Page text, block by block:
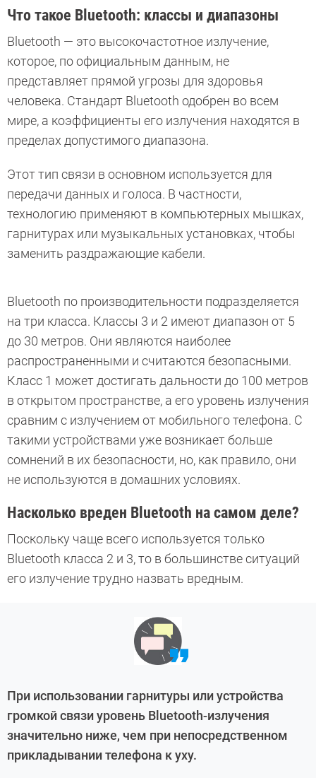
Что такое Bluetooth: классы и диапазоны
Bluetooth — это высокочастотное излучение,
которое, по официальным данным, не
представляет прямой угрозы для здоровья
человека. Стандарт Bluetooth одобрен во всем
мире, а коэффициенты его излучения находятся в
пределах допустимого диапазона.
Этот тип связи в основном используется для
передачи данных и голоса. В частности,
технологию применяют в компьютерных мышках,
гарнитурах или музыкальных установках, чтобы
заменить раздражающие кабели.
Bluetooth по производительности подразделяется
на три класса. Классы 3 и 2 имеют диапазон от 5
до 30 метров. Они являются наиболее
распространенными и считаются безопасными.
Класс 1 может достигать дальности до 100 метров
в открытом пространстве, а его уровень излучения
сравним с излучением от мобильного телефона. С
такими устройствами уже возникает больше
сомнений в их безопасности, но, как правило, они
не используются в домашних условиях.
Насколько вреден Bluetooth на самом деле?
Поскольку чаще всего используется только
Bluetooth класса 2 и 3, то в большинстве ситуаций
его излучение трудно назвать вредным.
При использовании гарнитуры или устройства
громкой связи уровень Bluetooth-излучения
значительно ниже, чем при непосредственном
прикладывании телефона к уху.